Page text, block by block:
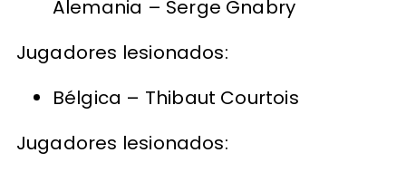
Alemania – Serge Gnabry
Jugadores lesionados:
Bélgica – Thibaut Courtois
Jugadores lesionados: